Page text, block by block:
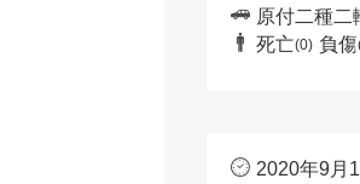
原付二種二
死亡(0) 負傷
2020年9月